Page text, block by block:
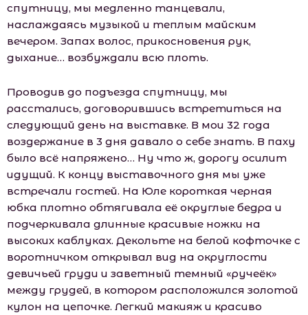
спутницу, мы медленно танцевали,
наслаждаясь музыкой и теплым майским
вечером. Запах волос, прикосновения рук,
дыхание… возбуждали всю плоть.
Проводив до подъезда спутницу, мы
расстались, договорившись встретиться на
следующий день на выставке. В мои 32 года
воздержание в 3 дня давало о себе знать. В паху
было всё напряжено… Ну что ж, дорогу осилит
идущий. К концу выставочного дня мы уже
встречали гостей. На Юле короткая черная
юбка плотно обтягивала её округлые бедра и
подчеркивала длинные красивые ножки на
высоких каблуках. Декольте на белой кофточке с
воротничком открывал вид на округлости
девичьей груди и заветный темный «ручеёк»
между грудей, в котором расположился золотой
кулон на цепочке. Легкий макияж и красиво